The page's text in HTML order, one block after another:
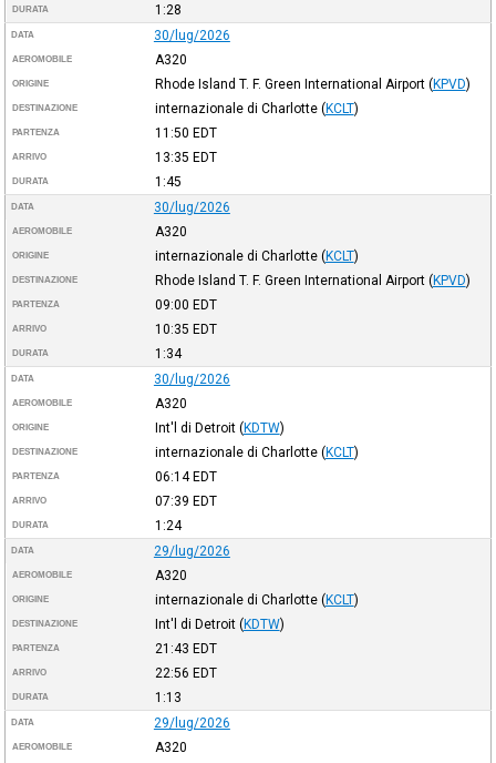
DURATA 1:28
DATA 30/lug/2026
AEROMOBILE A320
ORIGINE Rhode Island T. F. Green International Airport (KPVD)
DESTINAZIONE internazionale di Charlotte (KCLT)
PARTENZA 11:50 EDT
ARRIVO 13:35 EDT
DURATA 1:45
DATA 30/lug/2026
AEROMOBILE A320
ORIGINE internazionale di Charlotte (KCLT)
DESTINAZIONE Rhode Island T. F. Green International Airport (KPVD)
PARTENZA 09:00 EDT
ARRIVO 10:35 EDT
DURATA 1:34
DATA 30/lug/2026
AEROMOBILE A320
ORIGINE Int'l di Detroit (KDTW)
DESTINAZIONE internazionale di Charlotte (KCLT)
PARTENZA 06:14EDT
ARRIVO 07:39 EDT
DURATA 1:24
DATA 29/lug/2026
AEROMOBILE A320
ORIGINE internazionale di Charlotte (KCLT)
DESTINAZIONE Int'l di Detroit (KDTW)
PARTENZA 21:43 EDT
ARRIVO 22:56 EDT
DURATA 1:13
DATA 29/lug/2026
AEROMOBILE A320